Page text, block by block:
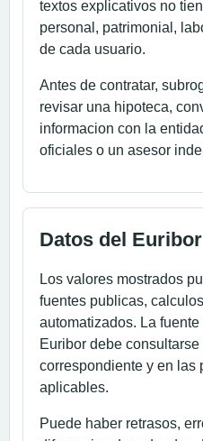
textos explicativos no
personal, patrimonial,
de cada usuario.
Antes de contratar,
revisar una hipoteca,
informacion con la
oficiales o un asesor
Datos del Euribor
Los valores mostrados
fuentes publicas,
automatizados. La
Euribor debe
correspondiente y en las
aplicables.
Puede haber retrasos,